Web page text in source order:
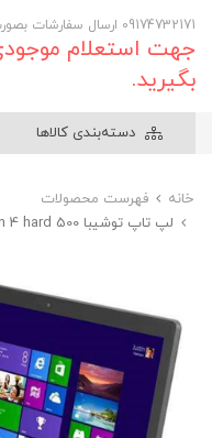
09174732171 ارسال سفارشات بصورت پس‌کرایه تیپاکس
جهت استعلام
بگیرید.
دسته‌بندی کالاها
خانه
فهرست محصولات
لپ تاپ توشیبا Toshiba satellite c55t i3 ram 4 hard 500 تاچ